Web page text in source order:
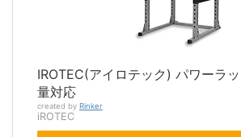
IROTEC(アイロテック) パワーラ
量対応
created by Rinker
iROTEC